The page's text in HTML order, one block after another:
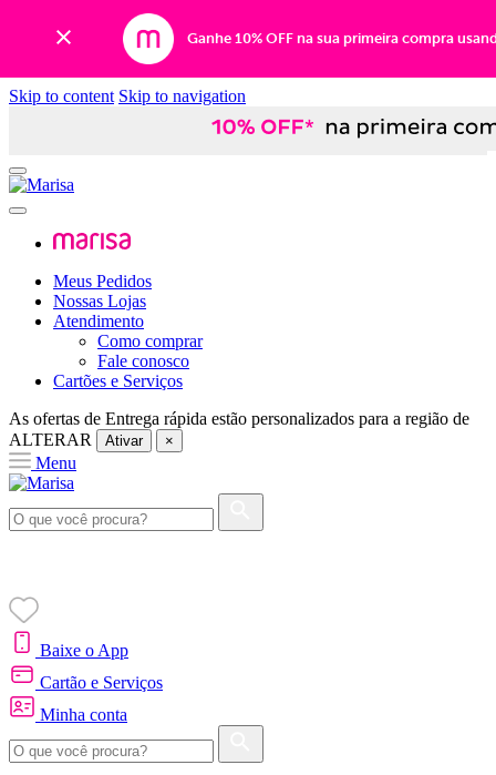
Ganhe 10% OFF na sua primeira compra
Skip to content Skip to navigation
Meus Pedidos
Nossas Lojas
Atendimento
Como comprar
Fale conosco
Cartões e Serviços
As ofertas de Entrega rápida estão personalizados para a região de
ALTERAR
Ativar ×
Menu
Baixe o App
Cartão e Serviços
Minha conta